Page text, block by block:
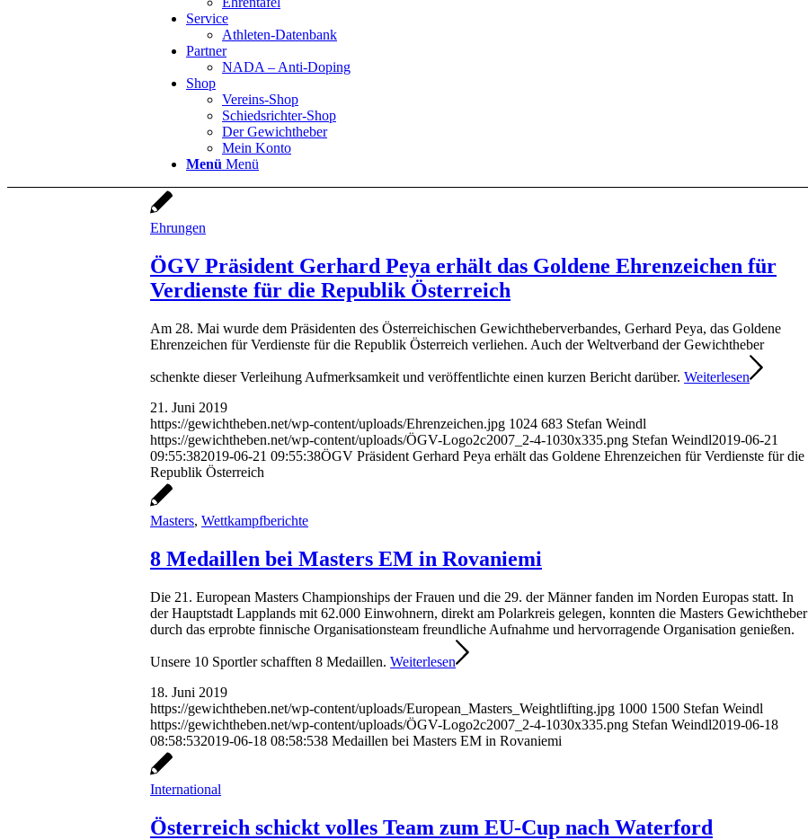
Service
Athleten-Datenbank
Partner
NADA – Anti-Doping
Shop
Vereins-Shop
Schiedsrichter-Shop
Der Gewichtheber
Mein Konto
Menü Menü
Ehrungen
ÖGV Präsident Gerhard Peya erhält das Goldene Ehrenzeichen für
Verdienste für die Republik Österreich
Am 28. Mai wurde dem Präsidenten des Österreichischen Gewichtheberverbandes, Gerhard Peya, das Goldene
Ehrenzeichen für Verdienste für die Republik Österreich verliehen. Auch der Weltverband der Gewichtheber
schenkte dieser Verleihung Aufmerksamkeit und veröffentlichte einen kurzen Bericht darüber. Weiterlesen
21. Juni 2019
https://gewichtheben.net/wp-content/uploads/Ehrenzeichen.jpg 1024 683 Stefan Weindl
https://gewichtheben.net/wp-content/uploads/ÖGV-Logo2c2007_2-4-1030x335.png Stefan Weindl2019-06-21
09:55:382019-06-21 09:55:38ÖGV Präsident Gerhard Peya erhält das Goldene Ehrenzeichen für Verdienste für die
Republik Österreich
Masters, Wettkampfberichte
8 Medaillen bei Masters EM in Rovaniemi
Die 21. European Masters Championships der Frauen und die 29. der Männer fanden im Norden Europas statt. In
der Hauptstadt Lapplands mit 62.000 Einwohnern, direkt am Polarkreis gelegen, konnten die Masters Gewichtheber
durch das erprobte finnische Organisationsteam freundliche Aufnahme und hervorragende Organisation genießen.
Unsere 10 Sportler schafften 8 Medaillen. Weiterlesen
18. Juni 2019
https://gewichtheben.net/wp-content/uploads/European_Masters_Weightlifting.jpg 1000 1500 Stefan Weindl
https://gewichtheben.net/wp-content/uploads/ÖGV-Logo2c2007_2-4-1030x335.png Stefan Weindl2019-06-18
08:58:532019-06-18 08:58:538 Medaillen bei Masters EM in Rovaniemi
International
Österreich schickt volles Team zum EU-Cup nach Waterford